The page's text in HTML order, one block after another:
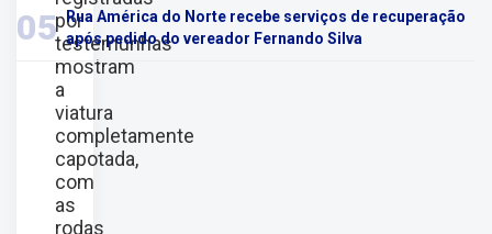
por
testemunhas
mostram
a
viatura
completamente
capotada,
com
as
rodas
05
Rua América do Norte recebe serviços de recuperação
após pedido do vereador Fernando Silva